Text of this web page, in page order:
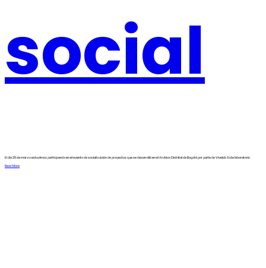
social
El día 29 de marzo estuvimos participando en el evento de socialización de proyectos que se desarrolló en el Archivo Distrital de Bogotá por parte de Vivelab. Este laboratorio
Read More